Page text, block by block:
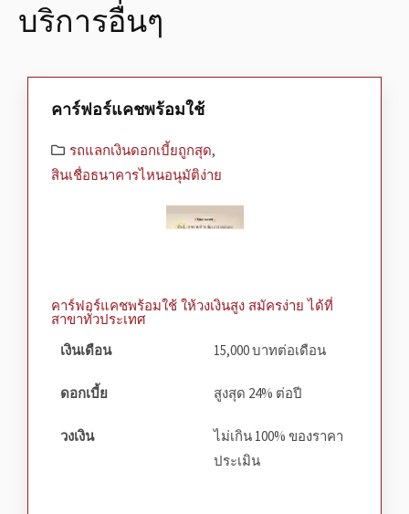
บริการอื่นๆ
คาร์ฟอร์แคชพร้อมใช้
รถแลกเงินดอกเบี้ยถูกสุด,
สินเชื่อธนาคารไหนอนุมัติง่าย
คาร์ฟอร์แคชพร้อมใช้ ให้วงเงินสูง สมัครง่าย ได้ที่
สาขาทั่วประเทศ
เงินเดือน
15,000 บาทต่อเดือน
ดอกเบี้ย สูงสุด 24% ต่อปี
วงเงิน
ไม่เกิน 100% ของราคา
ประเมิน